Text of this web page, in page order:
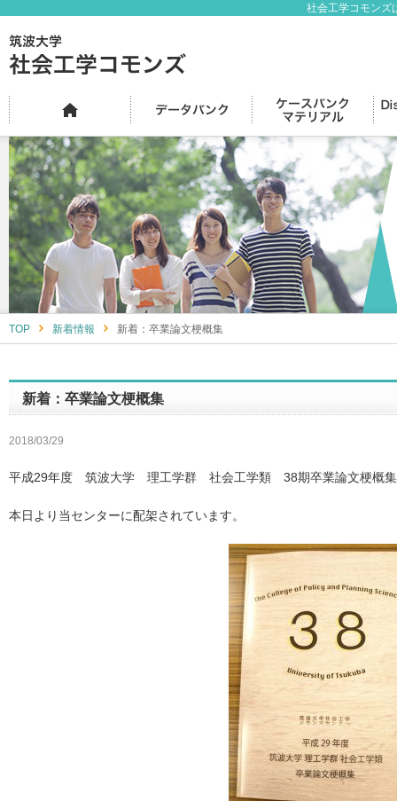
社会工学コモンズ
TOP 新着情報 新着：卒業論文梗概集
新着：卒業論文梗概集
2018/03/29
平成29年度 筑波大学 理工学群 社会工学類 38期卒業論文梗概集
本日より当センターに配架されています。